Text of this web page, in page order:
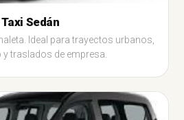
Taxi Sedán
Ideal para trayectos urbanos,
traslados de empresa.